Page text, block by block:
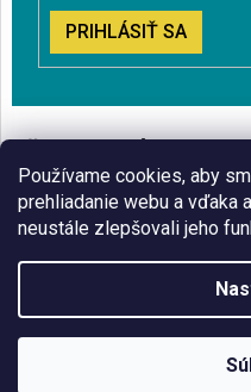
Používame cookies, aby
prehliadanie webu a vďaka
neustále zlepšovali jeho
PRIHLÁSIŤ SA
BLOG